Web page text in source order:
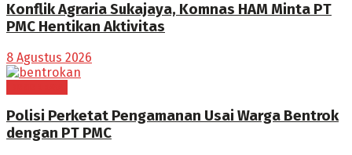
Konflik Agraria Sukajaya, Komnas HAM Minta PT
PMC Hentikan Aktivitas
8 Agustus 2026
Polisi Perketat Pengamanan Usai Warga Bentrok
dengan PT PMC